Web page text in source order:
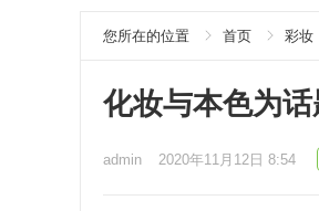
您所在的位置 首页 彩妆
化妆与本色为
admin 2020年11月12日 8:54